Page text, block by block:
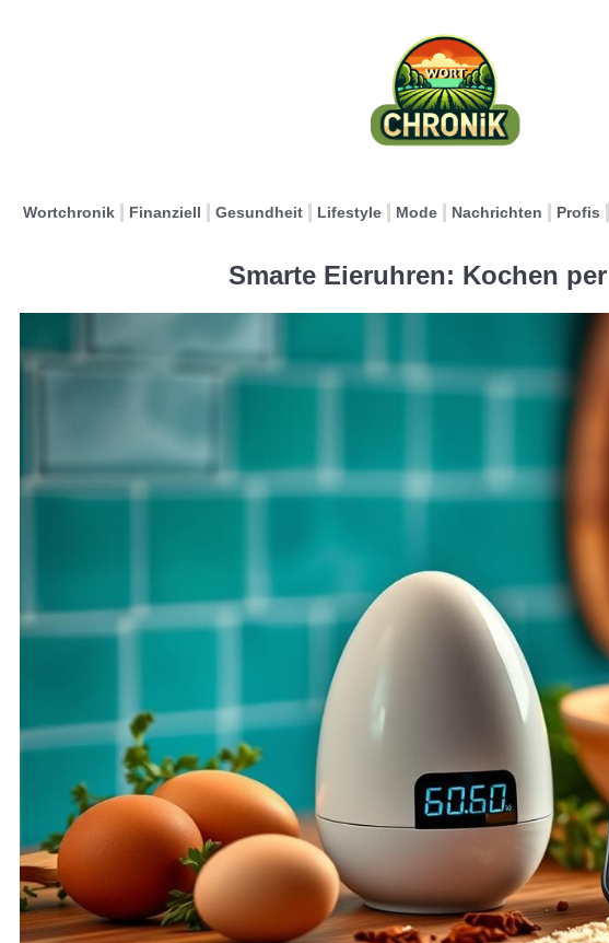
Wortchronik Finanziell Gesundheit Lifestyle Mode Nachrichten Profis
Smarte Eieruhren: Kochen